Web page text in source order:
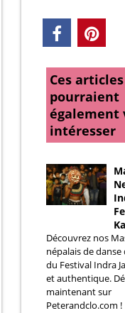
Ces articles
pourraient
également
intéresser
Découvrez nos
népalais de
du Festival Indra
et authentique.
maintenant sur
Peterandclo.com !